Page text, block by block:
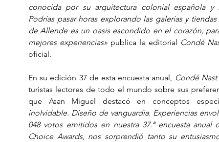
conocida por su arquitectura colonial española y
Podrías pasar horas explorando las galerías y
de Allende es un oasis escondido en el corazón,
mejores experiencias» publica la editorial
Condé
oficial.
En su edición 37 de esta encuesta anual, Condé Nast
turistas lectores de todo el mundo sobre sus
que Asan Miguel destacó en conceptos
inolvidable. Diseño de vanguardia. Experiencias
048 votos emitidos en nuestra 37.ª encuesta anual
Choice Awards, nos sorprendió tanto su